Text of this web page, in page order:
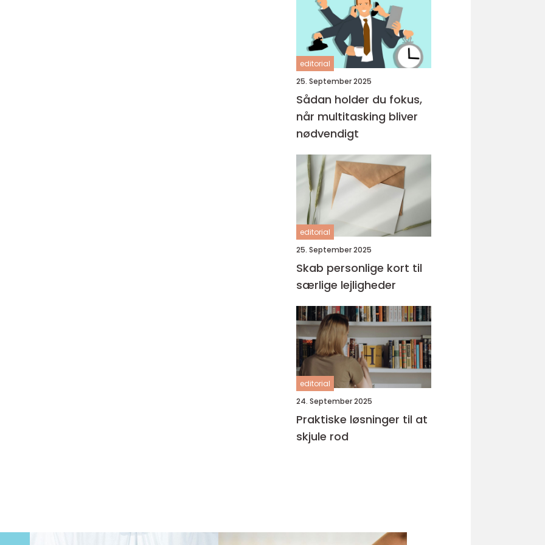
editorial
25. September 2025
Sådan holder du fokus,
når multitasking bliver
nødvendigt
editorial
25. September 2025
Skab personlige kort til
særlige lejligheder
editorial
24. September 2025
Praktiske løsninger til at
skjule rod